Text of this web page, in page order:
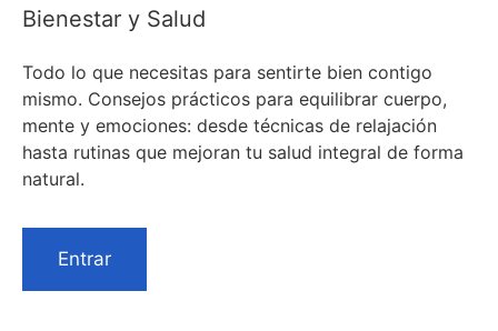
Bienestar y Salud
Todo lo que necesitas para sentirte bien contigo
mismo. Consejos prácticos para equilibrar cuerpo,
mente y emociones: desde técnicas de relajación
hasta rutinas que mejoran tu salud integral de forma
natural.
Entrar